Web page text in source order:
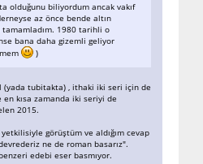
olduğunu biliyordum ancak vakıf
az önce bende altın
1980 tarihli o
bana daha gizemli geliyor
)
tubitakta) , ithaki iki seri için de
en kısa zamanda iki seriyi de
2015.
görüştüm ve aldığım cevap
ne de roman basarız".
edebi eser basmıyor.